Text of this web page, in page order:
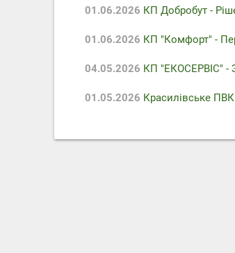
01.06.2026 КП Добробут -
01.06.2026 КП "Комфорт" -
04.05.2026 КП "ЕКОСЕРВІС" -
01.05.2026 Красилівське